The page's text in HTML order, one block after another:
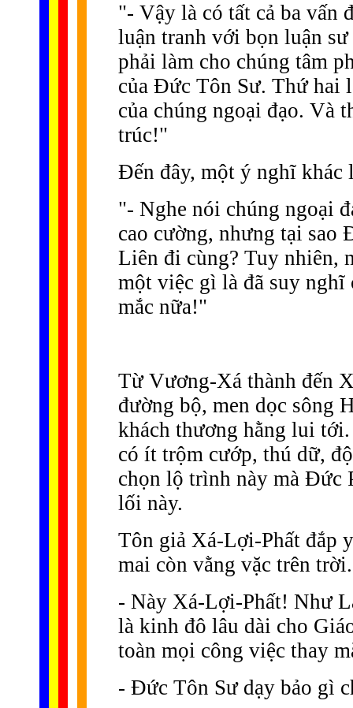
"- Vậy là có tất cả ba vấn
luận tranh với bọn luận
phải làm cho chúng tâm
của Ðức Tôn Sư. Thứ hai
của chúng ngoại đạo. Và
trúc!"
Ðến đây, một ý nghĩ khác
"- Nghe nói chúng ngoại
cao cường, nhưng tại
Liên đi cùng? Tuy nhiên,
một việc gì là đã suy nghĩ
mắc nữa!"
Từ Vương-Xá thành đến
đường bộ, men dọc sông
khách thương hằng lui
có ít trộm cướp, thú dữ,
chọn lộ trình này mà Ðức
lối này.
Tôn giả Xá-Lợi-Phất đắp
mai còn vằng vặc trên trời.
- Này Xá-Lợi-Phất! Như
là kinh đô lâu dài cho
toàn mọi công việc thay
- Ðức Tôn Sư dạy bảo gì